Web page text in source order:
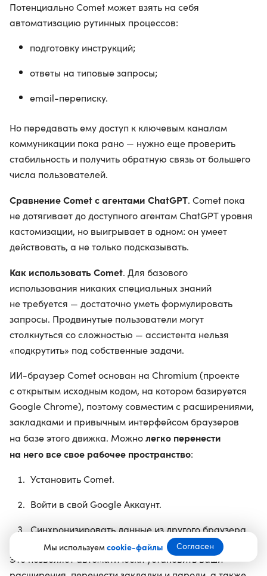
Мы используемcookie-файлы Согласен
Потенциально Comet может взять на себя
автоматизацию рутинных процессов:
подготовку инструкций;
ответы на типовые запросы;
email-переписку.
Но передавать ему доступ к ключевым каналам
коммуникации пока рано — нужно еще проверить
стабильность и получить обратную связь от большего
числа пользователей.
Сравнение Comet с агентами ChatGPT. Comet пока
не дотягивает до доступного агентам ChatGPT уровня
кастомизации, но выигрывает в одном: он умеет
действовать, а не только подсказывать.
Как использовать Comet. Для базового
использования никаких специальных знаний
не требуется — достаточно уметь формулировать
запросы. Продвинутые пользователи могут
столкнуться со сложностью — ассистента нельзя
«подкрутить» под собственные задачи.
ИИ-браузер Comet основан на Chromium (проекте
с открытым исходным кодом, на котором базируется
Google Chrome), поэтому совместим с расширениями,
закладками и привычным интерфейсом браузеров
на базе этого движка. Можнолегко перенести
на него все свое рабочее пространство:
Установить Comet.
Войти в свой Google Аккаунт.
Синхронизировать данные из другого браузера.
Это позволяет автоматически установить ваши